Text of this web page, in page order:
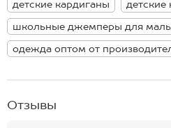
см; длина рукава внутренняя:49 см.
Размер 158: длина:62 см; ширина:47
см; длина рукава внутренняя:50 см.
Размер 164: длина:64 см; ширина:48
см; длина рукава внутренняя:52 см.
детские кардиганы
детские
школьные джемперы для
одежда оптом от
Отзывы